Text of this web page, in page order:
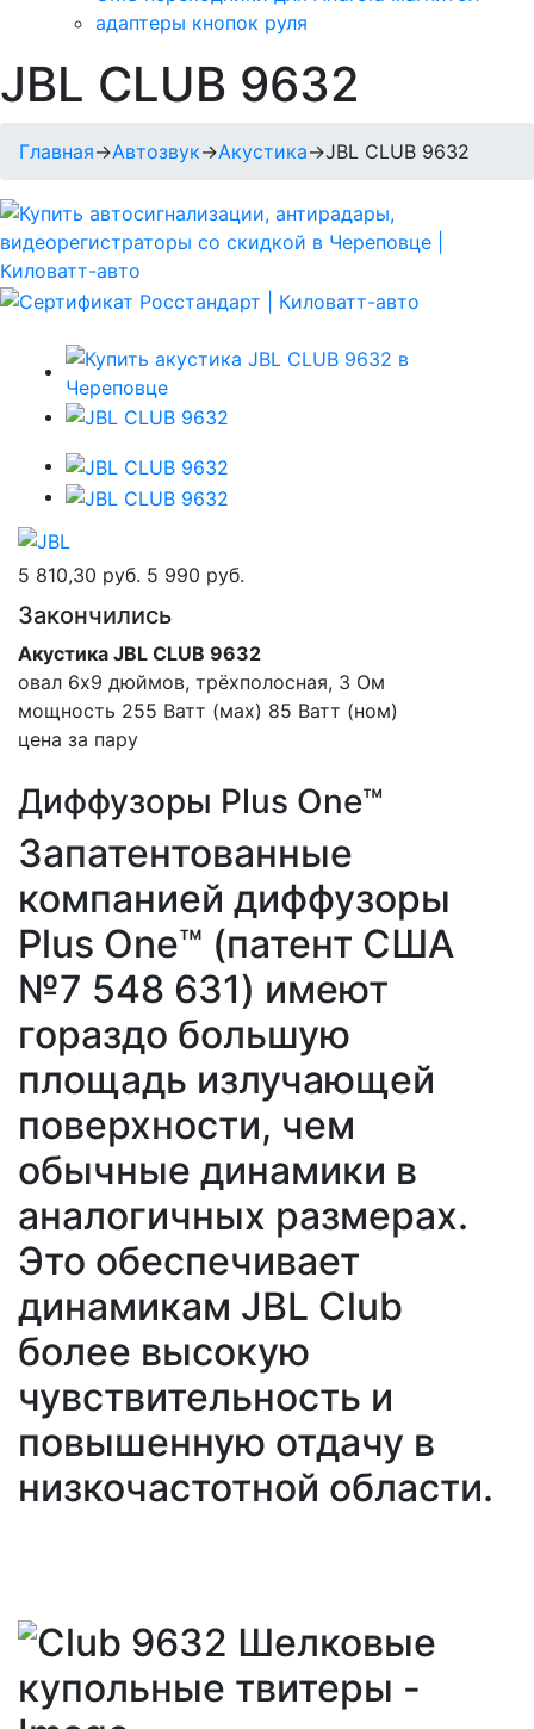
адаптеры кнопок руля
JBL CLUB 9632
Главная→Автозвук→Акустика→JBL CLUB 9632
5 810,30 руб. 5 990 руб.
Закончились
Акустика JBL CLUB 9632
овал 6х9 дюймов, трёхполосная, 3 Ом
мощность 255 Ватт (мах) 85 Ватт (ном)
цена за пару
Диффузоры Plus One™
Запатентованные
компанией диффузоры
Plus One™ (патент США
№7 548 631) имеют
гораздо большую
площадь излучающей
поверхности, чем
обычные динамики в
аналогичных размерах.
Это обеспечивает
динамикам JBL Club
более высокую
чувствительность и
повышенную отдачу в
низкочастотной области.